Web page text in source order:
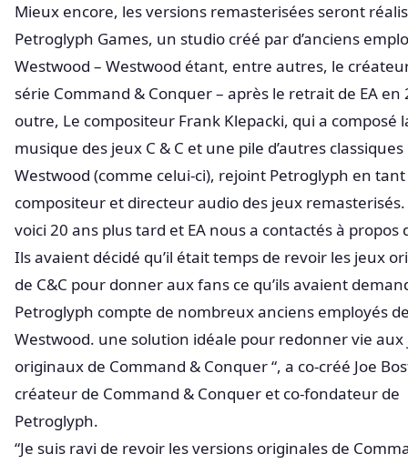
Mieux encore, les versions remasterisées seront
Petroglyph Games, un studio créé par d’anciens
Westwood – Westwood étant, entre autres, le
série Command & Conquer – après le retrait de EA en
outre, Le compositeur Frank Klepacki, qui a composé
musique des jeux C & C et une pile d’autres classiques
Westwood (comme celui-ci), rejoint Petroglyph en
compositeur et directeur audio des jeux remasterisés.
voici 20 ans plus tard et EA nous a contactés à propos
Ils avaient décidé qu’il était temps de revoir les jeux
de C&C pour donner aux fans ce qu’ils avaient
Petroglyph compte de nombreux anciens employés
Westwood. une solution idéale pour redonner vie aux
originaux de Command & Conquer “, a co-créé Joe
créateur de Command & Conquer et co-fondateur de
Petroglyph.
“Je suis ravi de revoir les versions originales de